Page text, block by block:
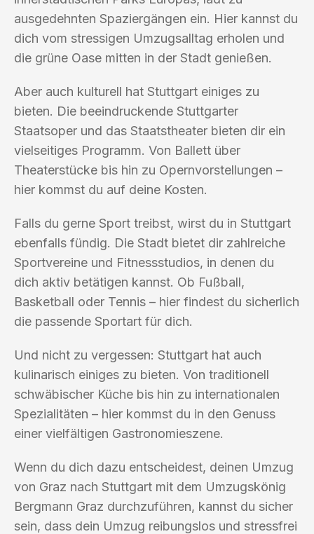
ausgedehnten Spaziergängen ein. Hier kannst du
dich vom stressigen Umzugsalltag erholen und
die grüne Oase mitten in der Stadt genießen.
Aber auch kulturell hat Stuttgart einiges zu
bieten. Die beeindruckende Stuttgarter
Staatsoper und das Staatstheater bieten dir ein
vielseitiges Programm. Von Ballett über
Theaterstücke bis hin zu Opernvorstellungen –
hier kommst du auf deine Kosten.
Falls du gerne Sport treibst, wirst du in Stuttgart
ebenfalls fündig. Die Stadt bietet dir zahlreiche
Sportvereine und Fitnessstudios, in denen du
dich aktiv betätigen kannst. Ob Fußball,
Basketball oder Tennis – hier findest du sicherlich
die passende Sportart für dich.
Und nicht zu vergessen: Stuttgart hat auch
kulinarisch einiges zu bieten. Von traditionell
schwäbischer Küche bis hin zu internationalen
Spezialitäten – hier kommst du in den Genuss
einer vielfältigen Gastronomieszene.
Wenn du dich dazu entscheidest, deinen Umzug
von Graz nach Stuttgart mit dem Umzugskönig
Bergmann Graz durchzuführen, kannst du sicher
sein, dass dein Umzug reibungslos und stressfrei